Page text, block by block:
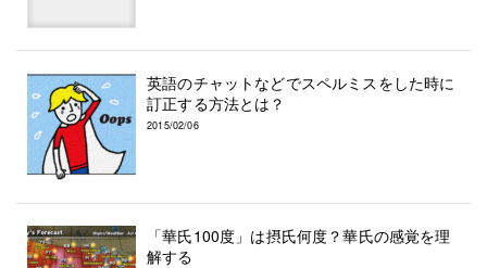
英語のチャットなどでスペルミスをした時に
訂正する方法とは？
2015/02/06
「華氏100度」は摂氏何度？華氏の感覚を理
解する